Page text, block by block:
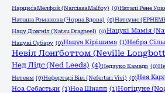
Нарциса Мелфой (Narcissa Malfoy) (0)Наталі Рене
Наташа Романова (Чорна Вдова) (0)Натсуме
Нацу Драгніл (Natsu Dragneel) (0)Нацукі Мамія
Нацукі Субару (0)Нацуя Кірішима (1)Небра
Невіл Лонґботтом (Neville
Нед Лідс (Ned Leeds) (4)Недзуко Камадо (0)
Нетеям (0)Нефертарі Віві (Nefertari Vivi) (0)Нея
Ноа Себастьян (1)Ноа Шнапп (1)Ногіцуне